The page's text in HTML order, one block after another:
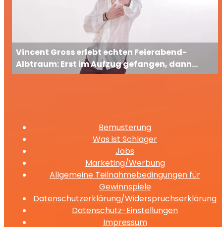
Vincent Gross erlebt echten Feierabend-
Albtraum: Erst im Aufzug gefangen, dann
ausgesperrt
Bemusterung
Was ist Schlager
Jobs
Marketing/Werbung
Allgemeine Teilnahmebedingungen für
Gewinnspiele
Datenschutzerklärung/Widerspruchserklärung
Datenschutz-Einstellungen
Impressum